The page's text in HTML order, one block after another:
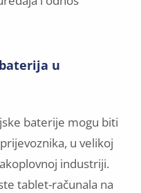
u
baterije mogu biti
u velikoj
industriji.
tablet-računala na